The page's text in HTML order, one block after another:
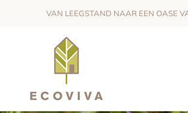
VAN LEEGSTAND NAAR EEN OASE